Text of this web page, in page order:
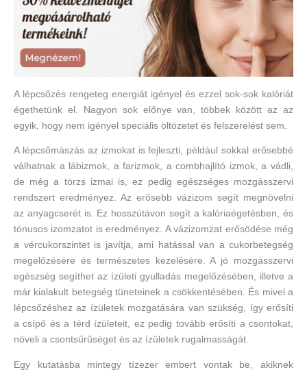
A lépcsőzés rengeteg energiát igényel és ezzel sok-sok kalóriát
égethetünk el. Nagyon sok előnye van, többek között az az
egyik, hogy nem igényel speciális öltözetet és felszerelést sem.
A lépcsőmászás az izmokat is fejleszti, például sokkal erősebbé
válhatnak a lábizmok, a farizmok, a combhajlító izmok, a vádli,
de még a törzs izmai is, ez pedig egészséges mozgásszervi
rendszert eredményez. Az erősebb vázizom segít megnövelni
az anyagcserét is. Ez hosszútávon segít a kalóriaégetésben, és
tónusos izomzatot is eredményez. A vázizomzat erősödése még
a vércukorszintet is javítja, ami hatással van a cukorbetegség
megelőzésére és természetes kezelésére. A jó mozgásszervi
egészség segíthet az ízületi gyulladás megelőzésében, illetve a
már kialakult betegség tüneteinek a csökkentésében. És mivel a
lépcsőzéshez az ízületek mozgatására van szükség, így erősíti
a csípő és a térd ízületeit, ez pedig tovább erősíti a csontokat,
növeli a csontsűrűséget és az ízületek rugalmasságát.
Egy kutatásba mintegy tízezer embert vontak be, akiknek